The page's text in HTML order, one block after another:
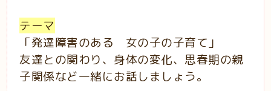
テーマ
「発達障害のある 女の子の子育て」
友達との関わり、身体の変化、思春期の親
子関係など一緒にお話しましょう。